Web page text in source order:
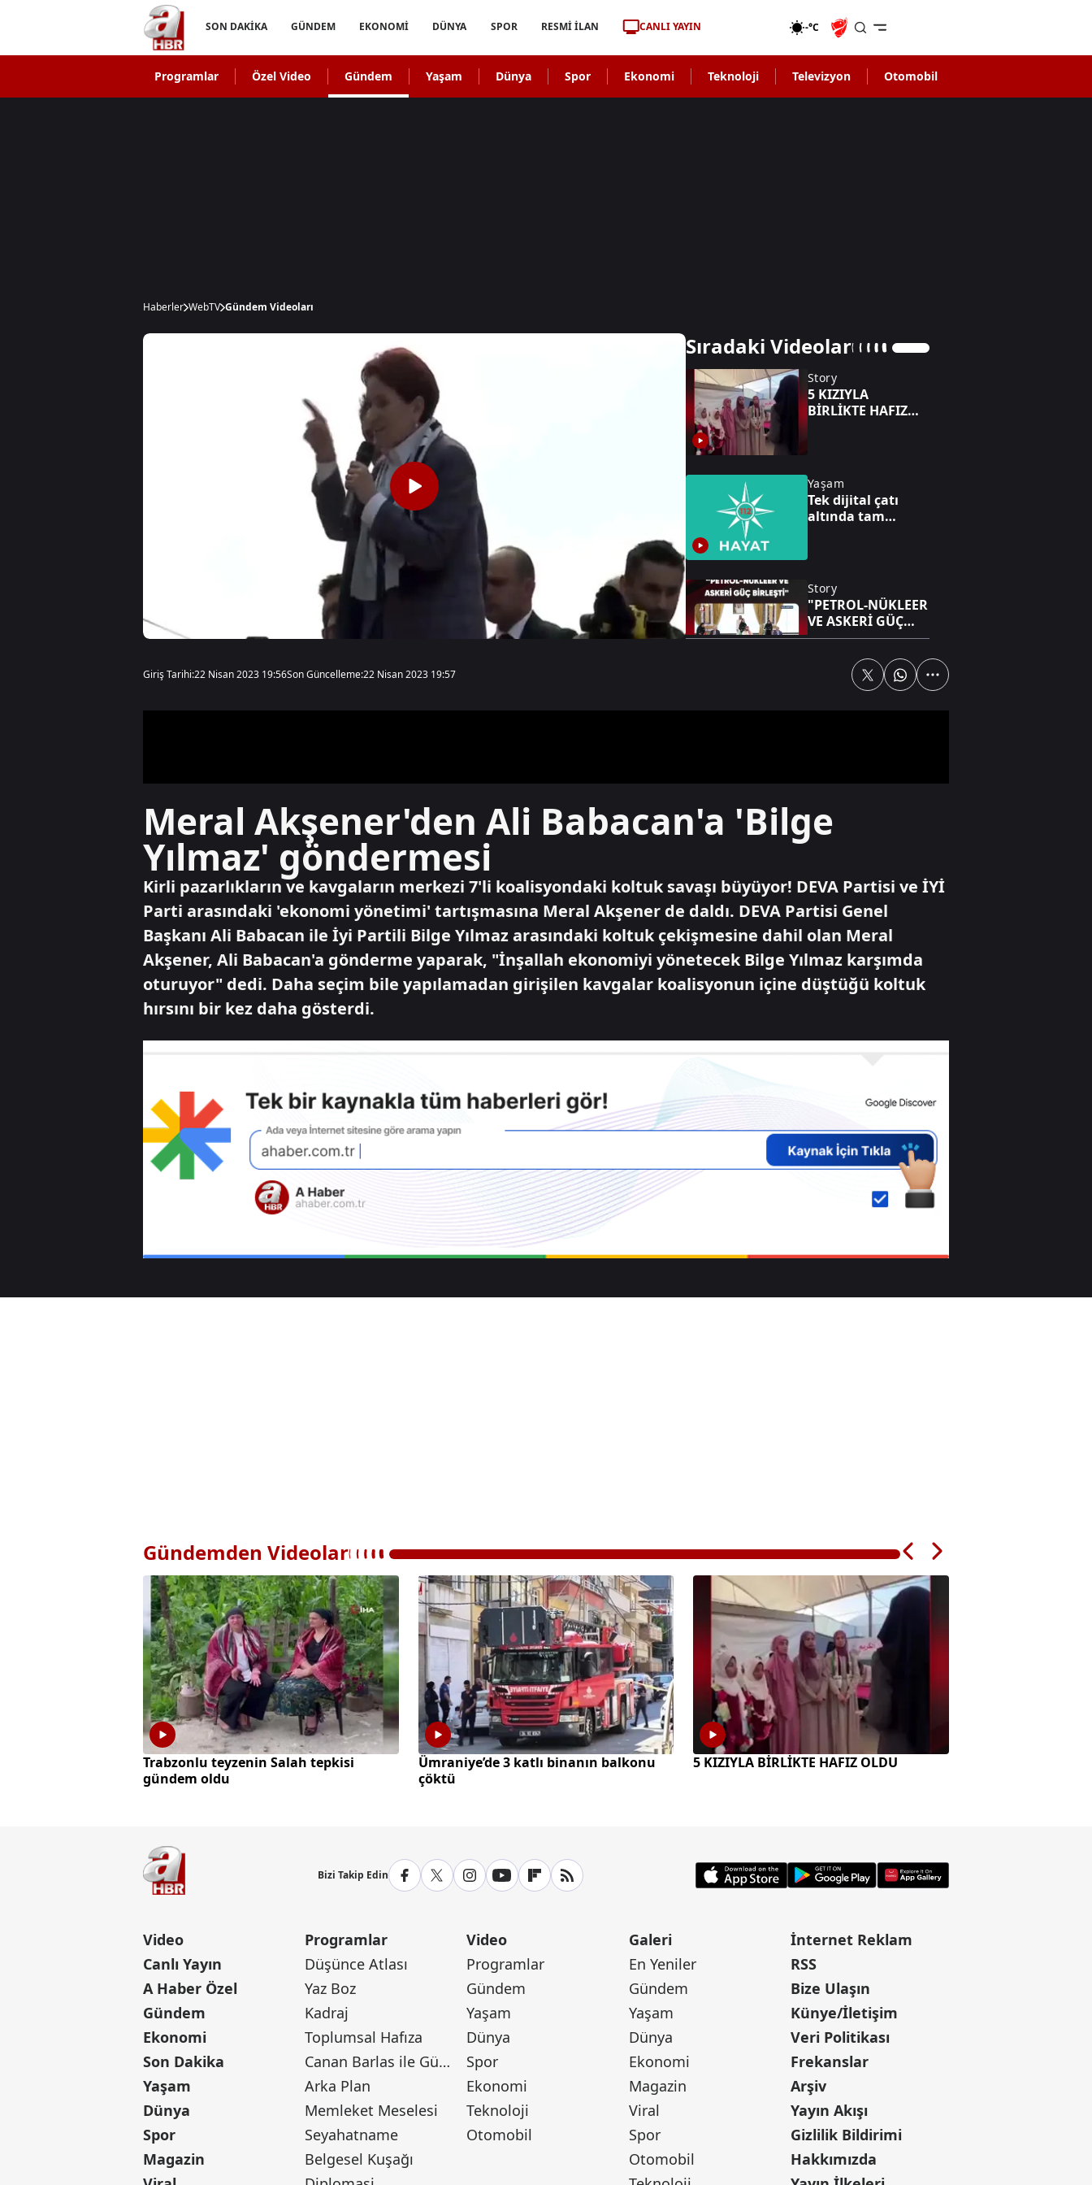
SON DAKİKA GÜNDEM EKONOMİ DÜNYA SPOR RESMİ İLAN CANLI YAYIN -°C
Programlar Özel Video Gündem Yaşam Dünya Spor Ekonomi Teknoloji Televizyon Otomobil
Haberler WebTV Gündem Videoları
Sıradaki Videolar
Story
5 KIZIYLA
BİRLİKTE HAFIZ
Yaşam
Tek dijital çatı
altında tam
Story
"PETROL-NÜKLEER
VE ASKERİ GÜÇ
BİRLEŞTİ"
Pentagon'dan yeni
İşte Salah
transferinin
Dünya
Bölgesel dengeleri
sarsan dev ittifak!
Mekke paktı yeni
süper güç mü?
Giriş Tarihi:22 Nisan 2023 19:56Son Güncelleme:22 Nisan 2023 19:57
Meral Akşener'den Ali Babacan'a 'Bilge
Yılmaz' göndermesi
Kirli pazarlıkların ve kavgaların merkezi 7'li koalisyondaki koltuk savaşı büyüyor! DEVA Partisi ve İYİ
Parti arasındaki 'ekonomi yönetimi' tartışmasına Meral Akşener de daldı. DEVA Partisi Genel
Başkanı Ali Babacan ile İyi Partili Bilge Yılmaz arasındaki koltuk çekişmesine dahil olan Meral
Akşener, Ali Babacan'a gönderme yaparak, "İnşallah ekonomiyi yönetecek Bilge Yılmaz karşımda
oturuyor" dedi. Daha seçim bile yapılamadan girişilen kavgalar koalisyonun içine düştüğü koltuk
hırsını bir kez daha gösterdi.
Gündemden Videolar
Trabzonlu teyzenin Salah tepkisi
gündem oldu
Ümraniye’de 3 katlı binanın balkonu
çöktü
5 KIZIYLA BİRLİKTE HAFIZ OLDU
Bizi Takip Edin
Video
Canlı Yayın
A Haber Özel
Gündem
Ekonomi
Son Dakika
Yaşam
Dünya
Spor
Magazin
Programlar
Düşünce Atlası
Yaz Boz
Kadraj
Toplumsal Hafıza
Canan Barlas ile Gündem
Arka Plan
Memleket Meselesi
Seyahatname
Belgesel Kuşağı
Video
Programlar
Gündem
Yaşam
Dünya
Spor
Ekonomi
Teknoloji
Otomobil
Galeri
En Yeniler
Gündem
Yaşam
Dünya
Ekonomi
Magazin
Viral
Spor
Otomobil
İnternet Reklam
RSS
Bize Ulaşın
Künye/İletişim
Veri Politikası
Frekanslar
Arşiv
Yayın Akışı
Gizlilik Bildirimi
Hakkımızda